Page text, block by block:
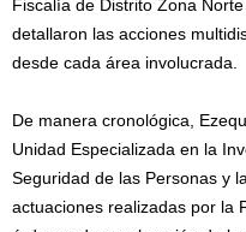
Fiscalía de Distrito Zona
detallaron las acciones
desde cada área involucrada.
De manera cronológica,
Unidad Especializada en la
Seguridad de las Personas y
actuaciones realizadas por la